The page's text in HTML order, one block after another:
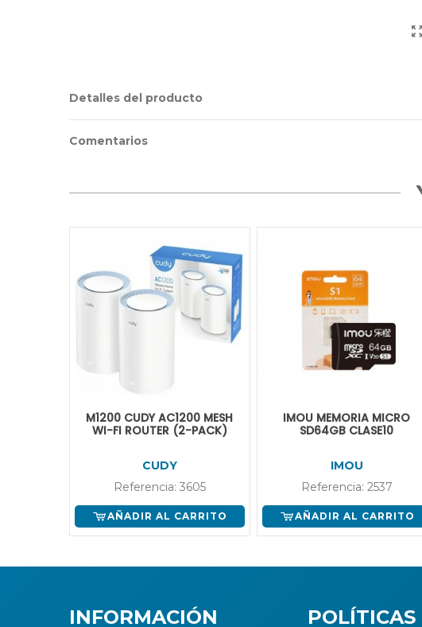
Detalles del producto
Comentarios
M1200 CUDY AC1200 MESH
WI-FI ROUTER (2-PACK)
CUDY
Referencia: 3605
AÑADIR AL CARRITO
IMOU MEMORIA MICRO
SD64GB CLASE10
IMOU
Referencia: 2537
AÑADIR AL CARRITO
INFORMACIÓN POLÍTICAS